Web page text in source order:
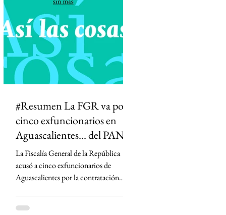
medida desató críticas de medios,
periodistas y la oposición, que advierten
que podría abrir la puerta a la censura y
permitir que el Estado influya en la
definición de qué información es veraz.
#Resumen La FGR va por
cinco exfuncionarios en
Aguascalientes... del PAN
La Fiscalía General de la República
acusó a cinco exfuncionarios de
Aguascalientes por la contratación